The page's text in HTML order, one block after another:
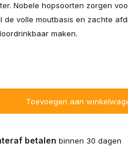
Nobele hopsoorten zorgen
de volle moutbasis en zachte
maken.
Toevoegen aan
betalen binnen 30 dagen